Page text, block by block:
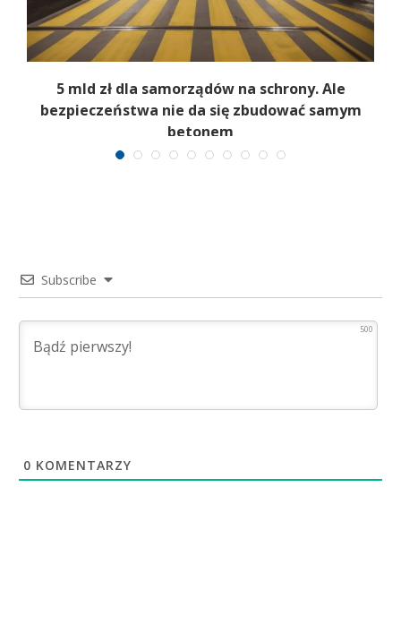
5 mld zł dla samorządów na schrony. Ale
bezpieczeństwa nie da się zbudować samym
betonem
Subscribe
500
0 KOMENTARZY